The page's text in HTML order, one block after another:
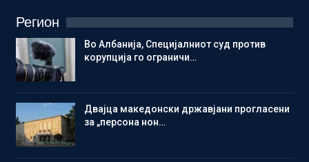
Регион
Во Албанија, Специјалниот суд против
корупција го ограничи…
Двајца македонски државјани прогласени
за „персона нон…